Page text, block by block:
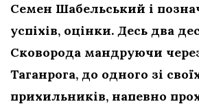
Семен Шабельський і
успіхів, оцінки. Десь два
Сковорода мандруючи
Таганрога, до одного зі
прихильників, напевно